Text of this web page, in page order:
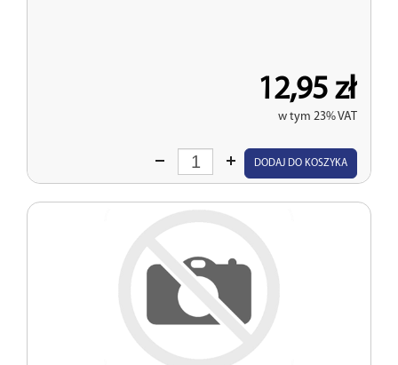
12,95 zł
w tym 23% VAT
Wprowadź
DODAJ DO KOSZYKA